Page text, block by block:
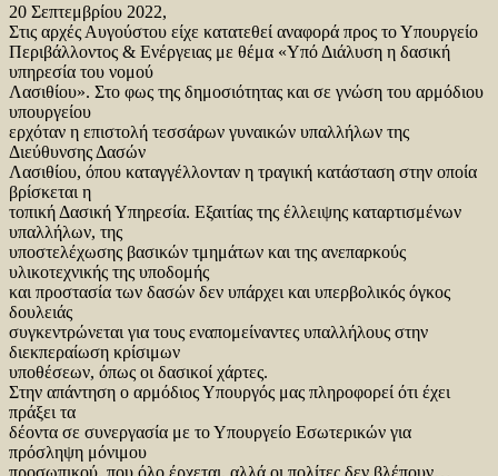
20 Σεπτεμβρίου 2022,
Στις αρχές Αυγούστου είχε κατατεθεί αναφορά προς το Υπουργείο
Περιβάλλοντος & Ενέργειας με θέμα «Υπό Διάλυση η δασική
υπηρεσία του νομού
Λασιθίου». Στο φως της δημοσιότητας και σε γνώση του αρμόδιου
υπουργείου
ερχόταν η επιστολή τεσσάρων γυναικών υπαλλήλων της
Διεύθυνσης Δασών
Λασιθίου, όπου καταγγέλλονταν η τραγική κατάσταση στην οποία
βρίσκεται η
τοπική Δασική Υπηρεσία. Εξαιτίας της έλλειψης καταρτισμένων
υπαλλήλων, της
υποστελέχωσης βασικών τμημάτων και της ανεπαρκούς
υλικοτεχνικής της υποδομής
και προστασία των δασών δεν υπάρχει και υπερβολικός όγκος
δουλειάς
συγκεντρώνεται για τους εναπομείναντες υπαλλήλους στην
διεκπεραίωση κρίσιμων
υποθέσεων, όπως οι δασικοί χάρτες.
Στην απάντηση ο αρμόδιος Υπουργός μας πληροφορεί ότι έχει
πράξει τα
δέοντα σε συνεργασία με το Υπουργείο Εσωτερικών για
πρόσληψη μόνιμου
προσωπικού, που όλο έρχεται, αλλά οι πολίτες δεν βλέπουν…